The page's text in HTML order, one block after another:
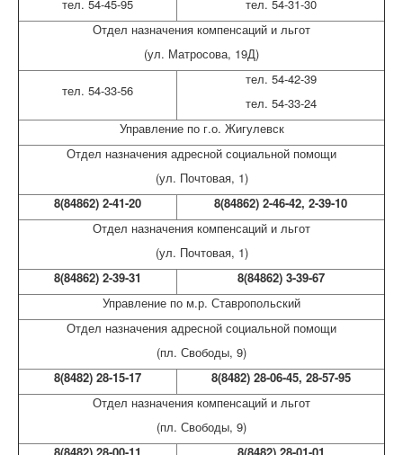
тел. 54-45-95
тел. 54-31-30
Отдел назначения компенсаций и льгот
(ул. Матросова, 19Д)
тел. 54-33-56
тел. 54-42-39
тел. 54-33-24
Управление по г.о. Жигулевск
Отдел назначения адресной социальной помощи
(ул. Почтовая, 1)
8(84862) 2-41-20
8(84862) 2-46-42, 2-39-10
Отдел назначения компенсаций и льгот
(ул. Почтовая, 1)
8(84862) 2-39-31
8(84862) 3-39-67
Управление по м.р. Ставропольский
Отдел назначения адресной социальной помощи
(пл. Свободы, 9)
8(8482) 28-15-17
8(8482) 28-06-45, 28-57-95
Отдел назначения компенсаций и льгот
(пл. Свободы, 9)